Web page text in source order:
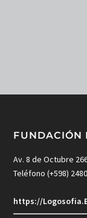
FUNDACIÓN
Av. 8 de Octubre
Teléfono (+598)
https://